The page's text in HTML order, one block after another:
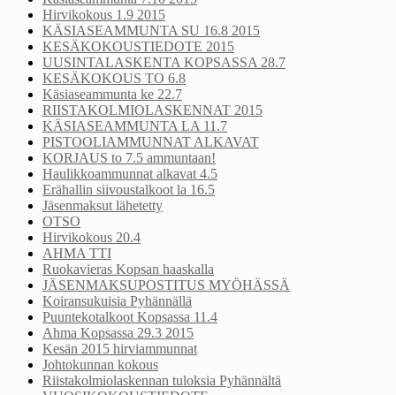
Hirvikokous 1.9 2015
KÄSIASEAMMUNTA SU 16.8 2015
KESÄKOKOUSTIEDOTE 2015
UUSINTALASKENTA KOPSASSA 28.7
KESÄKOKOUS TO 6.8
Käsiaseammunta ke 22.7
RIISTAKOLMIOLASKENNAT 2015
KÄSIASEAMMUNTA LA 11.7
PISTOOLIAMMUNNAT ALKAVAT
KORJAUS to 7.5 ammuntaan!
Haulikkoammunnat alkavat 4.5
Erähallin siivoustalkoot la 16.5
Jäsenmaksut lähetetty
OTSO
Hirvikokous 20.4
AHMA TTI
Ruokavieras Kopsan haaskalla
JÄSENMAKSUPOSTITUS MYÖHÄSSÄ
Koiransukuisia Pyhännällä
Puuntekotalkoot Kopsassa 11.4
Ahma Kopsassa 29.3 2015
Kesän 2015 hirviammunnat
Johtokunnan kokous
Riistakolmiolaskennan tuloksia Pyhännältä